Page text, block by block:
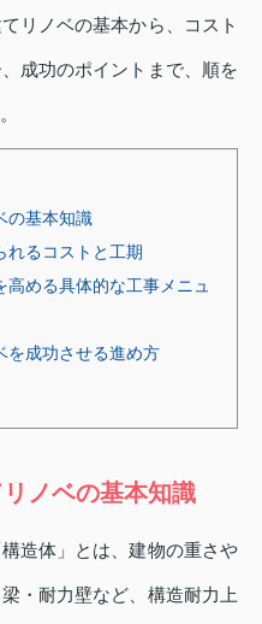
リノベの基本から、コスト
成功のポイントまで、順を
の基本知識
れるコストと工期
高める具体的な工事メニュ
を成功させる進め方
ノベの基本知識
造体」とは、建物の重さや
・耐力壁など、構造耐力上